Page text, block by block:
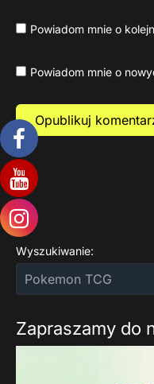
Powiadom mnie o
Powiadom mnie o
Wyszukiwanie:
Zapraszamy do